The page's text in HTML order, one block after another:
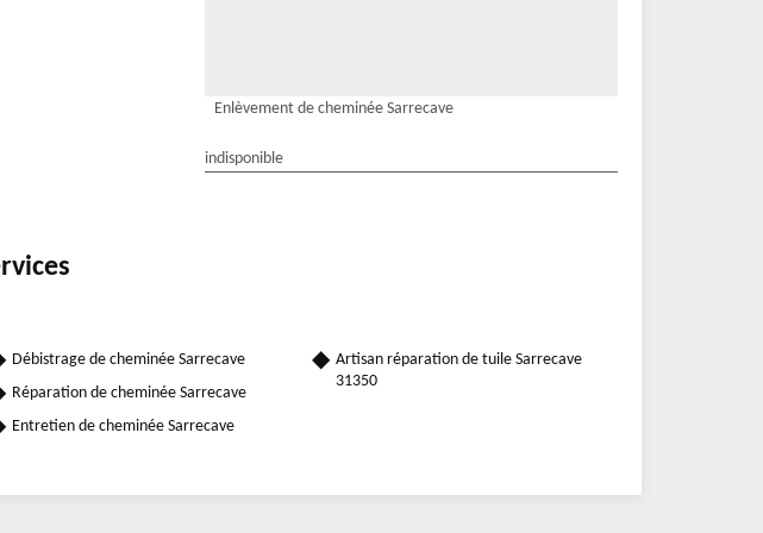
Enlèvement de cheminée Sarrecave
indisponible
Débistrage de cheminée Sarrecave
Réparation de cheminée Sarrecave
Entretien de cheminée Sarrecave
Artisan réparation de tuile Sarrecave
31350